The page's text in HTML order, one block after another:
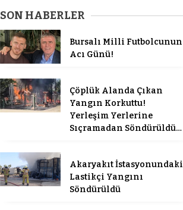
SON HABERLER
Bursalı Milli Futbolcunun
Acı Günü!
Çöplük Alanda Çıkan
Yangın Korkuttu!
Yerleşim Yerlerine
Sıçramadan Söndürüldü…
Akaryakıt İstasyonundaki
Lastikçi Yangını
Söndürüldü